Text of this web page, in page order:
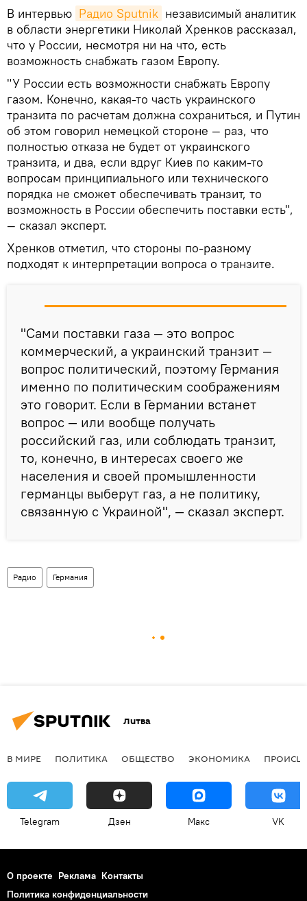
В интервью Радио Sputnik независимый аналитик
в области энергетики Николай Хренков рассказал,
что у России, несмотря ни на что, есть
возможность снабжать газом Европу.
"У России есть возможности снабжать Европу
газом. Конечно, какая-то часть украинского
транзита по расчетам должна сохраниться, и Путин
об этом говорил немецкой стороне — раз, что
полностью отказа не будет от украинского
транзита, и два, если вдруг Киев по каким-то
вопросам принципиального или технического
порядка не сможет обеспечивать транзит, то
возможность в России обеспечить поставки есть",
— сказал эксперт.
Хренков отметил, что стороны по-разному
подходят к интерпретации вопроса о транзите.
"Сами поставки газа — это вопрос
коммерческий, а украинский транзит —
вопрос политический, поэтому Германия
именно по политическим соображениям
это говорит. Если в Германии встанет
вопрос — или вообще получать
российский газ, или соблюдать транзит,
то, конечно, в интересах своего же
населения и своей промышленности
германцы выберут газ, а не политику,
связанную с Украиной", — сказал эксперт.
Радио Германия
Литва
В МИРЕ ПОЛИТИКА ОБЩЕСТВО ЭКОНОМИКА
Telegram Дзен Макс VK
О проекте Реклама Контакты
Политика конфиденциальности